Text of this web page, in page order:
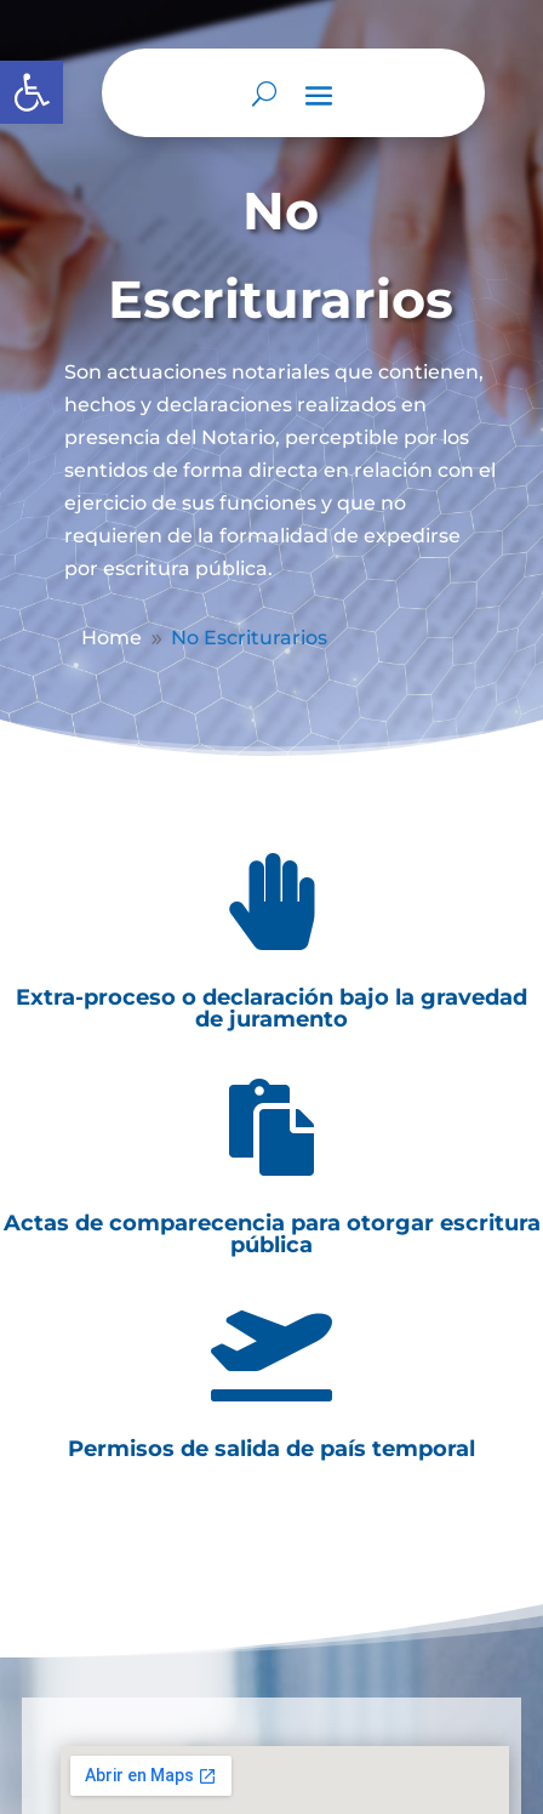
Abrir barra de herramientas
No
Escriturarios
Son actuaciones notariales que contienen,
hechos y declaraciones realizados en
presencia del Notario, perceptible por los
sentidos de forma directa en relación con el
ejercicio de sus funciones y que no
requieren de la formalidad de expedirse
por escritura pública.
Home 9 No Escriturarios

Extra-proceso o declaración bajo la gravedad
de juramento

Actas de comparecencia para otorgar escritura
pública

Permisos de salida de país temporal